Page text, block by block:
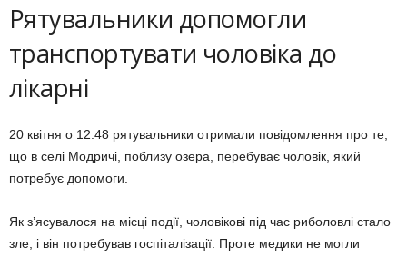
Рятувальники допомогли
транспортувати чоловіка до
лікарні
20 квітня о 12:48 рятувальники отримали повідомлення про те,
що в селі Модричі, поблизу озера, перебуває чоловік, який
потребує допомоги.
Як з’ясувалося на місці події, чоловікові під час риболовлі стало
зле, і він потребував госпіталізації. Проте медики не могли